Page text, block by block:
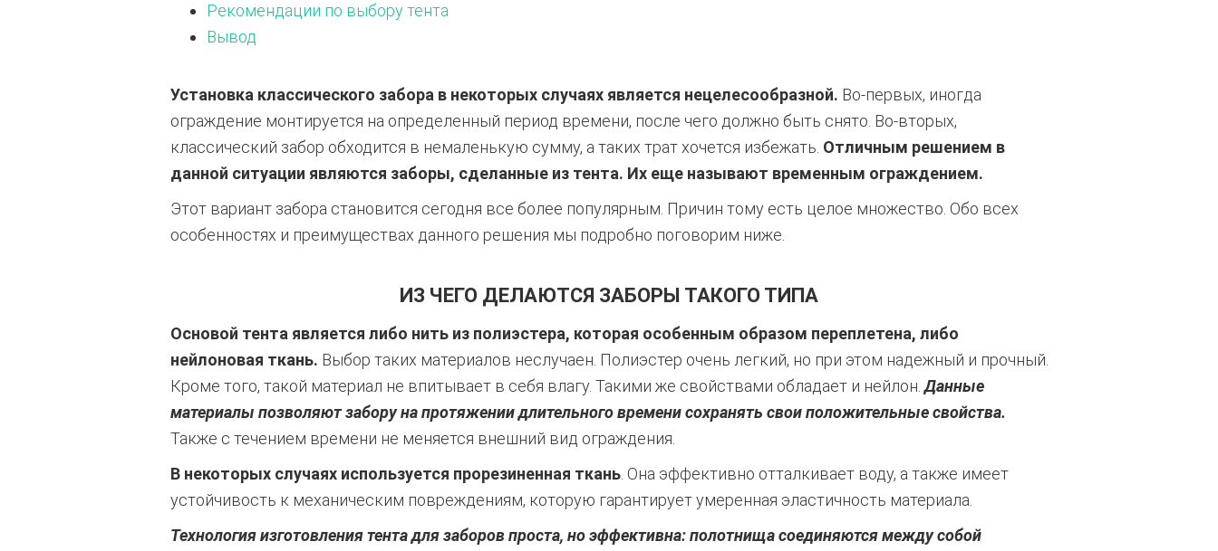
Рекомендации по выбору тента
Вывод
Установка классического забора в некоторых случаях является нецелесообразной. Во-первых, иногда
ограждение монтируется на определенный период времени, после чего должно быть снято. Во-вторых,
классический забор обходится в немаленькую сумму, а таких трат хочется избежать. Отличным решением в
данной ситуации являются заборы, сделанные из тента. Их еще называют временным ограждением.
Этот вариант забора становится сегодня все более популярным. Причин тому есть целое множество. Обо всех
особенностях и преимуществах данного решения мы подробно поговорим ниже.
ИЗ ЧЕГО ДЕЛАЮТСЯ ЗАБОРЫ ТАКОГО ТИПА
Основой тента является либо нить из полиэстера, которая особенным образом переплетена, либо
нейлоновая ткань. Выбор таких материалов неслучаен. Полиэстер очень легкий, но при этом надежный и прочный.
Кроме того, такой материал не впитывает в себя влагу. Такими же свойствами обладает и нейлон. Данные
материалы позволяют забору на протяжении длительного времени сохранять свои положительные свойства.
Также с течением времени не меняется внешний вид ограждения.
В некоторых случаях используется прорезиненная ткань. Она эффективно отталкивает воду, а также имеет
устойчивость к механическим повреждениям, которую гарантирует умеренная эластичность материала.
Технология изготовления тента для заборов проста, но эффективна: полотнища соединяются между собой